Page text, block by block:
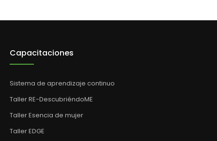
Capacitaciones
Sistema de aprendizaje continuo
Taller RE-DescubriéndoME
Taller Esencia de mujer
Taller EDGE